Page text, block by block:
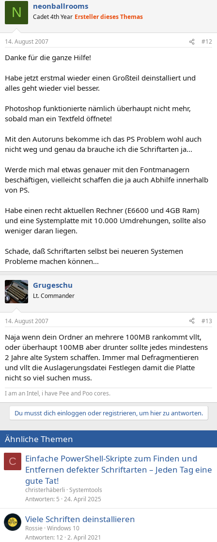
N neonballrooms
Cadet 4th Year Ersteller dieses Themas
14. August 2007 #12
Danke für die ganze Hilfe!
Habe jetzt erstmal wieder einen Großteil deinstalliert und
alles geht wieder viel besser.
Photoshop funktionierte nämlich überhaupt nicht mehr,
sobald man ein Textfeld öffnete!
Mit den Autoruns bekomme ich das PS Problem wohl auch
nicht weg und genau da brauche ich die Schriftarten ja...
Werde mich mal etwas genauer mit den Fontmanagern
beschäftigen, vielleicht schaffen die ja auch Abhilfe innerhalb
von PS.
Habe einen recht aktuellen Rechner (E6600 und 4GB Ram)
und eine Systemplatte mit 10.000 Umdrehungen, sollte also
weniger daran liegen.
Schade, daß Schriftarten selbst bei neueren Systemen
Probleme machen können...
Grugeschu
Lt. Commander
14. August 2007 #13
Naja wenn dein Ordner an mehrere 100MB rankommt vllt,
oder überhaupt 100MB aber drunter sollte jedes mindestens
2 Jahre alte System schaffen. Immer mal Defragmentieren
und vllt die Auslagerungsdatei Festlegen damit die Platte
nicht so viel suchen muss.
I am an Intel, i have Pee and Poo cores.
Du musst dich einloggen oder registrieren, um hier zu antworten.
Ähnliche Themen
C
Einfache PowerShell-Skripte zum Finden und
Entfernen defekter Schriftarten – Jeden Tag eine
gute Tat!
christerhäberli Systemtools
Antworten 5 24. April 2025
Viele Schriften deinstallieren
Rossie Windows 10
Antworten 12 2. April 2021